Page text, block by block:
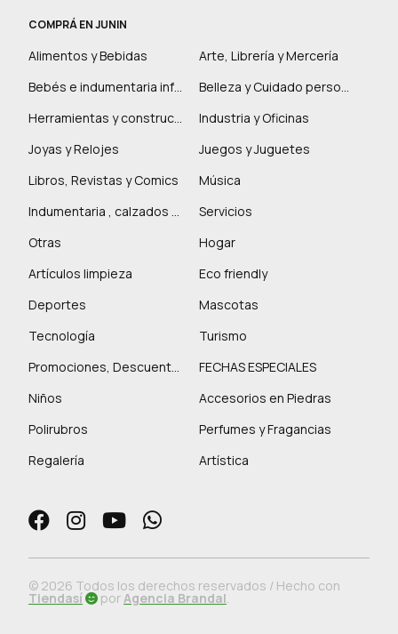
COMPRÁ EN JUNIN
Alimentos y Bebidas
Arte, Librería y Mercería
Bebés e indumentaria infantil
Belleza y Cuidado personal
Herramientas y construcción
Industria y Oficinas
Joyas y Relojes
Juegos y Juguetes
Libros, Revistas y Comics
Música
Indumentaria , calzados y marroquinería
Servicios
Otras
Hogar
Artículos limpieza
Eco friendly
Deportes
Mascotas
Tecnología
Turismo
Promociones, Descuentos y más
FECHAS ESPECIALES
Niños
Accesorios en Piedras
Polirubros
Perfumes y Fragancias
Regalería
Artística
© 2026 Todos los derechos reservados / Hecho con
Tiendasí porAgencia Brandal.